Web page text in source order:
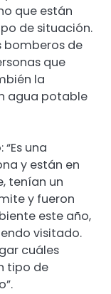
que están
de situación.
bomberos de
que
la
agua potable
una
y están en
tenían un
y fueron
este año,
visitado.
cuáles
tipo de